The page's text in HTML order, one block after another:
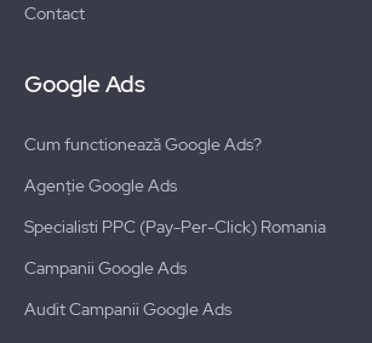
Contact
Google Ads
Cum functionează Google Ads?
Agenție Google Ads
Specialisti PPC (Pay-Per-Click) Romania
Campanii Google Ads
Audit Campanii Google Ads